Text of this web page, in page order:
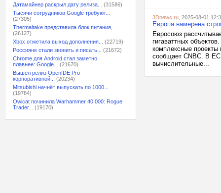
Датамайнер раскрыл дату релиза...
(31586)
Тысячи сотрудников Google требуют...
(27305)
Thermaltake представила блок питания,...
(26127)
Xbox отметила выход дополнения...
(22719)
Россияне стали звонить и писать...
(21672)
Chrome для Android стал заметно
плавнее: Google...
(21670)
Вышел релиз OpenIDE Pro —
корпоративной...
(20234)
Mitsubishi начнёт выпускать по 1000...
(19784)
Owlcat починила Warhammer 40,000: Rogue
Trader...
(19170)
3Dnews.ru , 2025-08-01
Европа намерена
Евросоюз
гигаваттных
комплексные проекты
сообщает CNBC. В
вычислительные...